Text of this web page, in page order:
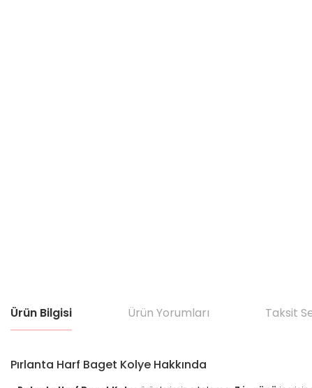
Ürün Bilgisi Ürün Yorumları Taksit
Pırlanta Harf Baget Kolye Hakkında